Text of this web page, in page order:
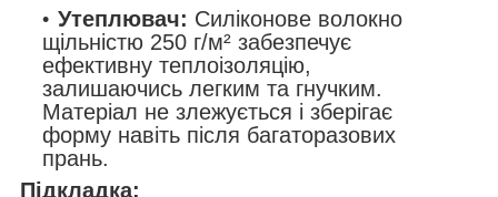
Утеплювач: Силіконове волокно
щільністю 250 г/м² забезпечує
ефективну теплоізоляцію,
залишаючись легким та гнучким.
Матеріал не злежується і зберігає
форму навіть після багаторазових
прань.
Підкладка: